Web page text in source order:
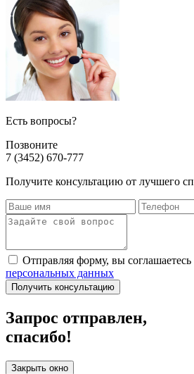
Есть вопросы?
Позвоните
7 (3452) 670-777
Получите консультацию от лучшего
Отправляя форму, вы соглашаетесь
персональных данных
Получить консультацию
Запрос отправлен,
спасибо!
Закрыть окно